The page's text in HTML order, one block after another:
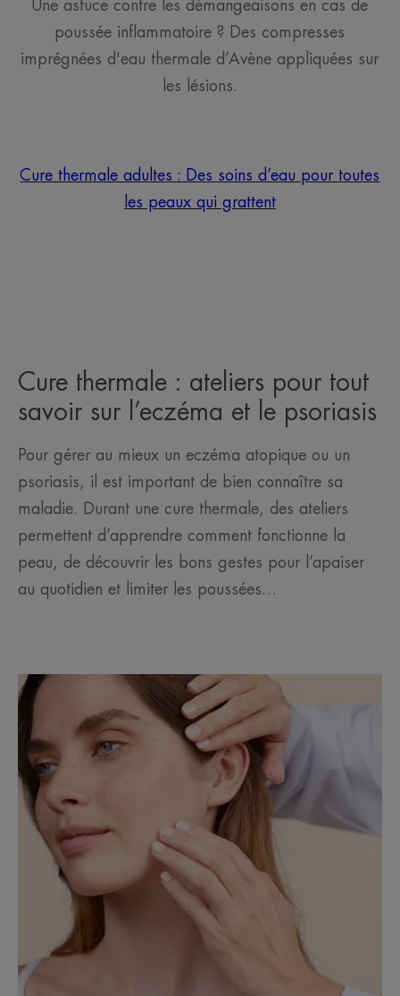
Une astuce contre les démangeaisons en cas de
poussée inflammatoire ? Des compresses
imprégnées d'eau thermale d’Avène appliquées sur
les lésions.
Cure thermale adultes : Des soins d’eau pour toutes
les peaux qui grattent
Cure thermale : ateliers pour tout
savoir sur l’eczéma et le psoriasis
Pour gérer au mieux un eczéma atopique ou un
psoriasis, il est important de bien connaître sa
maladie. Durant une cure thermale, des ateliers
permettent d’apprendre comment fonctionne la
peau, de découvrir les bons gestes pour l’apaiser
au quotidien et limiter les poussées…